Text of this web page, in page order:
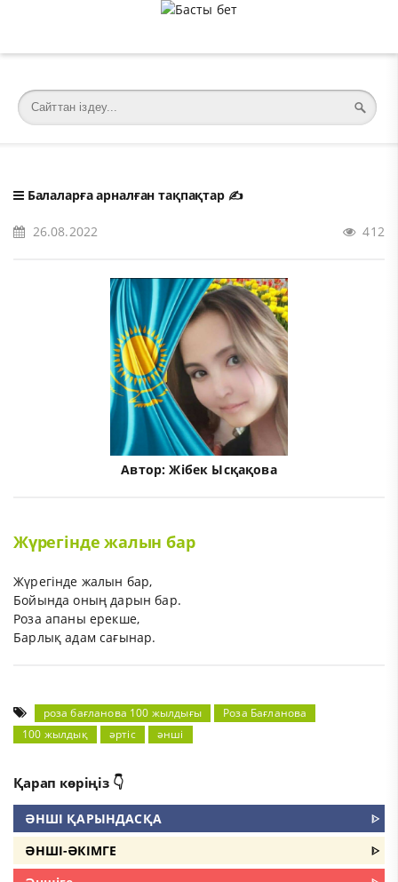
Балаларға арналған тақпақтар✍️
26.08.2022 412
Автор:Жібек Ысқақова
Жүрегінде жалын бар
Жүрегінде жалын бар,
Бойында оның дарын бар.
Роза апаны ерекше,
Барлық адам сағынар.
роза бағланова 100 жылдығы
Роза Бағланова
100 жылдық
әртіс әнші
Қарап көріңіз 👇
ӘНШІ ҚАРЫНДАСҚА
ᐈ
ӘНШI-ӘКIМГЕ
ᐈ